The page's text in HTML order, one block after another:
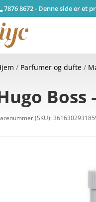
7876 8672 - Denne side er
/ Parfumer og dufte /
Boss
(SKU):